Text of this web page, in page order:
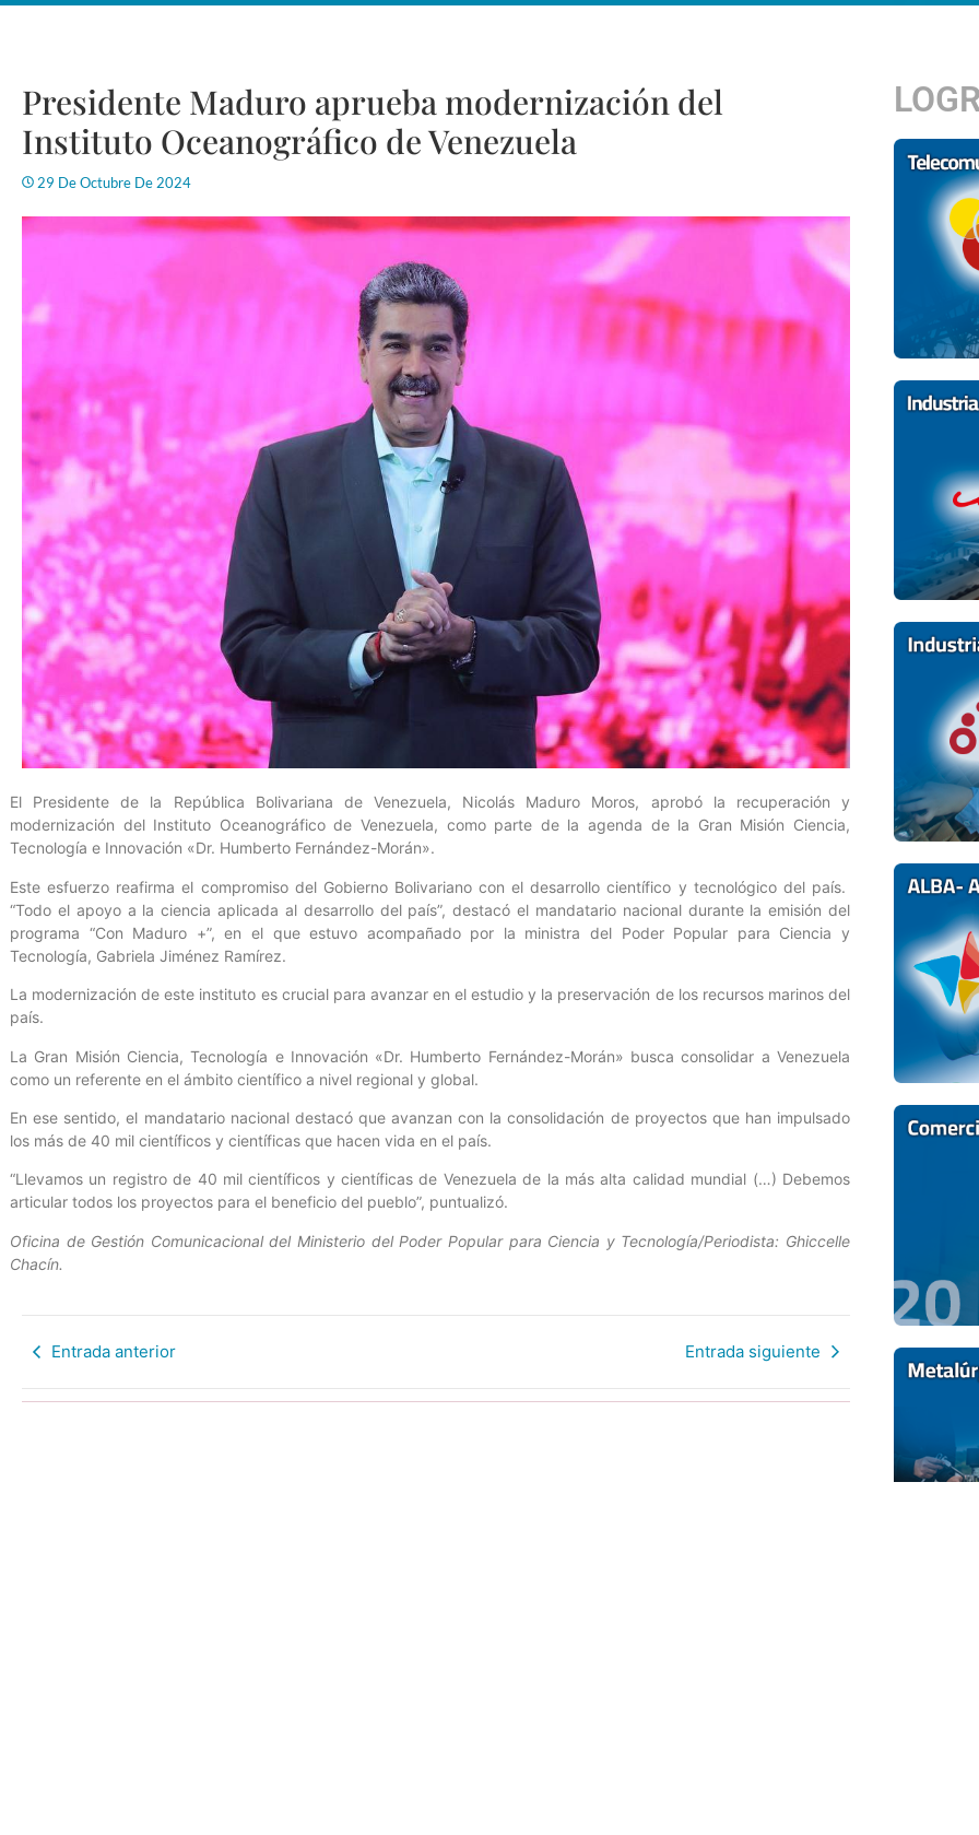
Presidente Maduro aprueba modernización del
Instituto Oceanográfico de Venezuela
29 De Octubre De 2024
El Presidente de la República Bolivariana de Venezuela, Nicolás Maduro Moros, aprobó la recuperación y
modernización del Instituto Oceanográfico de Venezuela, como parte de la agenda de la Gran Misión Ciencia,
Tecnología e Innovación «Dr. Humberto Fernández-Morán».
Este esfuerzo reafirma el compromiso del Gobierno Bolivariano con el desarrollo científico y tecnológico del país.
“Todo el apoyo a la ciencia aplicada al desarrollo del país”, destacó el mandatario nacional durante la emisión del
programa “Con Maduro +”, en el que estuvo acompañado por la ministra del Poder Popular para Ciencia y
Tecnología, Gabriela Jiménez Ramírez.
La modernización de este instituto es crucial para avanzar en el estudio y la preservación de los recursos marinos del
país.
La Gran Misión Ciencia, Tecnología e Innovación «Dr. Humberto Fernández-Morán» busca consolidar a Venezuela
como un referente en el ámbito científico a nivel regional y global.
En ese sentido, el mandatario nacional destacó que avanzan con la consolidación de proyectos que han impulsado
los más de 40 mil científicos y científicas que hacen vida en el país.
“Llevamos un registro de 40 mil científicos y científicas de Venezuela de la más alta calidad mundial (…) Debemos
articular todos los proyectos para el beneficio del pueblo”, puntualizó.
Oficina de Gestión Comunicacional del Ministerio del Poder Popular para Ciencia y Tecnología/Periodista: Ghiccelle
Chacín.
Entrada anterior Entrada siguiente